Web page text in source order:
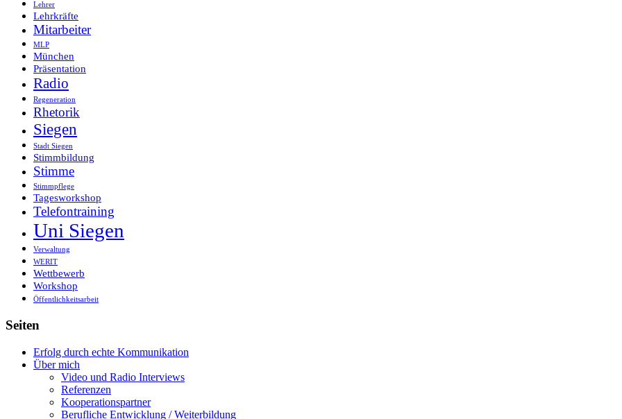
Lehrer
Lehrkräfte
Mitarbeiter
MLP
München
Präsentation
Radio
Regeneration
Rhetorik
Siegen
Stadt Siegen
Stimmbildung
Stimme
Stimmpflege
Tagesworkshop
Telefontraining
Uni Siegen
Verwaltung
WERIT
Wettbewerb
Workshop
Öffentlichkeitsarbeit
Seiten
Erfolg durch echte Kommunikation
Über mich
Video und Radio Interviews
Referenzen
Kooperationspartner
Berufliche Entwicklung / Weiterbildung